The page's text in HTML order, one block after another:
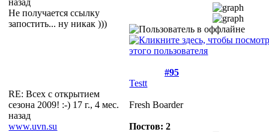
назад
Не получается ссылку
запостить... ну никак )))
#95
RE: Всех с открытием
сезона 2009! :-) 17 г., 4 мес.
назад
www.uvn.su
Testt
Fresh Boarder
Постов: 2